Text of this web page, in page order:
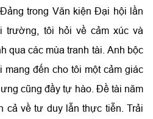
trong Văn kiện Đại hội lần
trường, tôi hỏi về cảm xúc và
qua các mùa tranh tài. Anh bộc
mang đến cho tôi một cảm giác
cũng đầy tự hào. Đề tài năm
cả về tư duy lẫn thực tiễn. Trải